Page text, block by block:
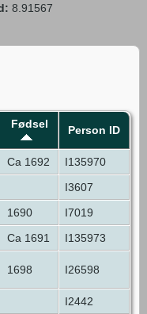
8.91567
Fødsel Person ID
Ca 1692
I135970
I3607
1690
I7019
Ca 1691 I135973
1698 I26598
I2442